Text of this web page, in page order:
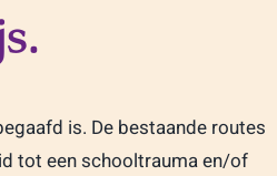
is. De bestaande routes
tot een schooltrauma en/of